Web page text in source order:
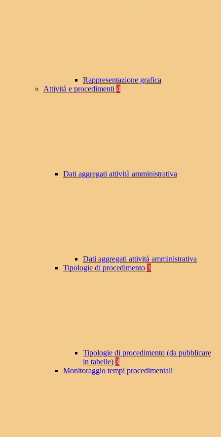
Rappresentazione grafica
Attività e procedimenti 4
Dati aggregati attività amministrativa
Dati aggregati attività amministrativa
Tipologie di procedimento 3
Tipologie di procedimento (da pubblicare
in tabelle) 3
Monitoraggio tempi procedimentali